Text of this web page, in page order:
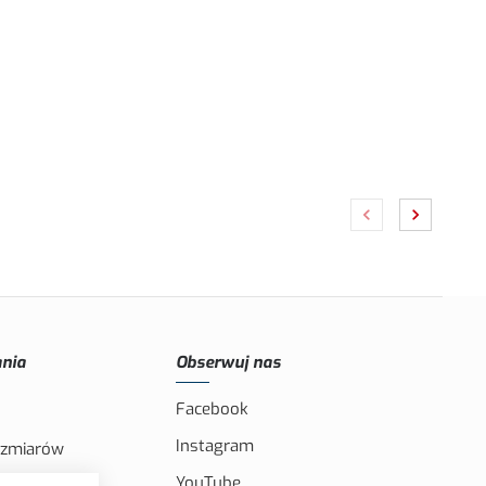
Obserwuj nas
Facebook
Instagram